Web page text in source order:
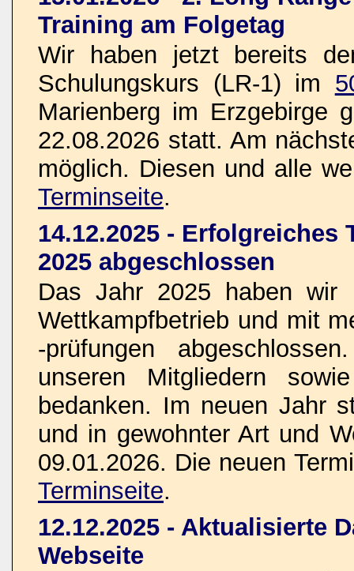
Training am Folgetag
Wir haben jetzt bereits
Schulungskurs (LR-1) im
Marienberg im Erzgebirge
22.08.2026 statt. Am
möglich. Diesen und alle
Terminseite.
14.12.2025 -
2025 abgeschlossen
Das Jahr 2025 haben wir
Wettkampfbetrieb und mit
-prüfungen
unseren Mitgliedern
bedanken. Im neuen Jahr
und in gewohnter Art und
09.01.2026. Die neuen
Terminseite.
12.12.2025 - Aktualisierte
Webseite